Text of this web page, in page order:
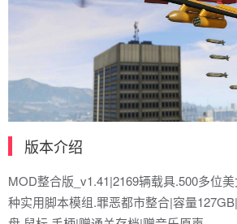
版本介绍
MOD整合版_v1.41|2169辆载具.500多位
种实用脚本模组.罪恶都市整合|容量